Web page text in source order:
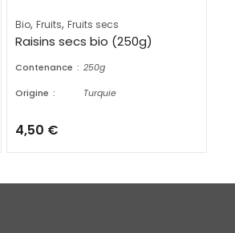
Bio, Fruits, Fruits secs
Raisins secs bio (250g)
Contenance
250g
Origine
Turquie
4,50 €